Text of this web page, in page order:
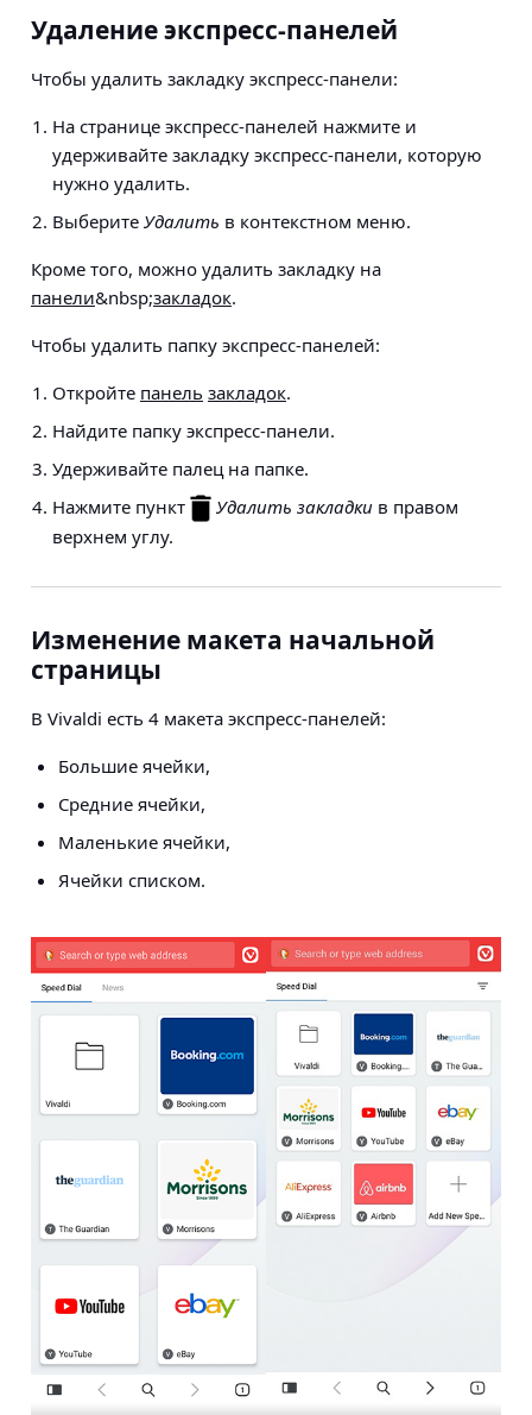
Удаление экспресс-панелей
Чтобы удалить закладку экспресс-панели:
На странице экспресс-панелей нажмите и
удерживайте закладку экспресс-панели, которую
нужно удалить.
Выберите Удалить в контекстном меню.
Кроме того, можно удалить закладку на
панели&nbsp;закладок.
Чтобы удалить папку экспресс-панелей:
Откройте панель закладок.
Найдите папку экспресс-панели.
Удерживайте палец на папке.
Нажмите пункт
Удалить закладки в правом
верхнем углу.
Изменение макета начальной
страницы
В Vivaldi есть 4 макета экспресс-панелей:
Большие ячейки,
Средние ячейки,
Маленькие ячейки,
Ячейки списком.